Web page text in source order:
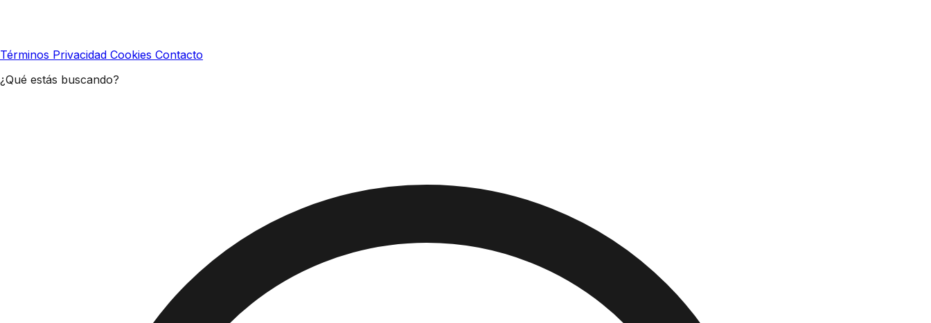
Términos Privacidad Cookies Contacto
¿Qué estás buscando?